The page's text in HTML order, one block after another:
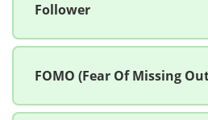
Follower
FOMO (Fear Of Missing